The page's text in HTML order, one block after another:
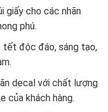
giấy cho các nhãn
phú.
độc đáo, sáng tạo,
decal với chất lượng
của khách hàng.